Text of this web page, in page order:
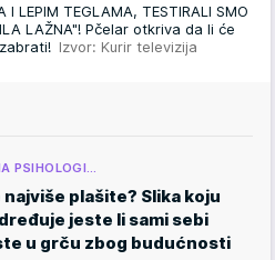
I LEPIM TEGLAMA, TESTIRALI SMO
LAŽNA"! Pčelar otkriva da li će
Izvor: Kurir televizija
PSIHOLOGI…
najviše plašite? Slika koju
jeste li sami sebi
u grču zbog budućnosti